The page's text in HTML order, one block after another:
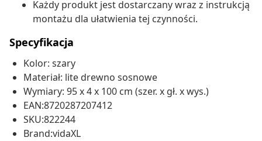
Każdy produkt jest dostarczany wraz z instrukcją
montażu dla ułatwienia tej czynności.
Specyfikacja
Kolor: szary
Materiał: lite drewno sosnowe
Wymiary: 95 x 4 x 100 cm (szer. x gł. x wys.)
EAN:8720287207412
SKU:822244
Brand:vidaXL